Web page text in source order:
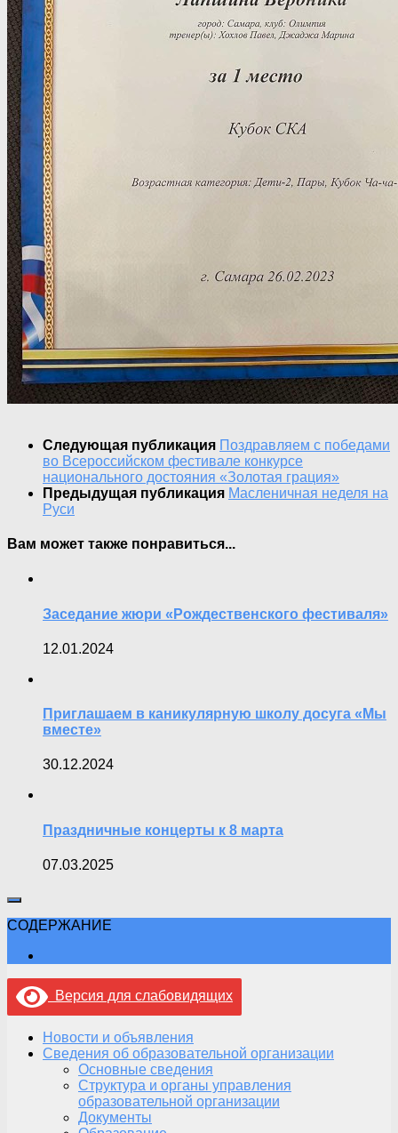
Следующая публикация Поздравляем с победами
во Всероссийском фестивале конкурсе
национального достояния «Золотая грация»
Предыдущая публикация Масленичная неделя на
Руси
Вам может также понравиться...
Заседание жюри «Рождественского фестиваля»
12.01.2024
Приглашаем в каникулярную школу досуга «Мы
вместе»
30.12.2024
Праздничные концерты к 8 марта
07.03.2025
СОДЕРЖАНИЕ
Версия для слабовидящих
Новости и объявления
Сведения об образовательной организации
Основные сведения
Структура и органы управления
образовательной организации
Документы